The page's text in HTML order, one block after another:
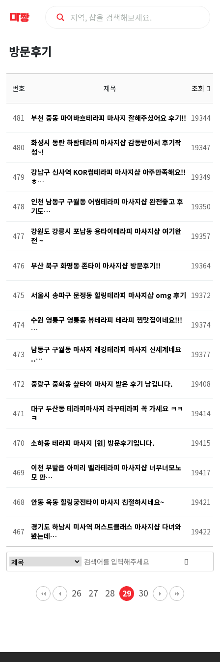
방
문
후
기
방문후기
번호 제목 조회
481 부천 중동 마이바흐테라피 마사지 잘해주셨어요 후기!! 19344
480
화성시 동탄 하람테라피 마사지샵 감동받아서 후기작
성~!
19347
479
강남구 신사역 KOR썸테라피 마사지샵 아주만족해요!!
ㅎ…
19349
478
인천 남동구 구월동 어썸테라피 마사지샵 완전좋고 후
기도…
19350
477
강원도 강릉시 포남동 용타이테라피 마사지샵 여기완
전 ~
19357
476 부산 북구 화명동 존타이 마사지샵 방문후기!! 19364
475 서울시 송파구 문정동 힐링테라피 마사지샵 omg 후기 19372
474
수원 영통구 영통동 뷰테라피 테라피 찐맛집이네요!!!
…
19374
473
남동구 구월동 마사지 레깅테라피 마사지 신세계네요
..…
19377
472 중랑구 중화동 샾타이 마사지 받은 후기 남깁니다. 19408
471
대구 두산동 테라피마사지 라꾸테라피 꼭 가세요 ㅋㅋ
ㅋ
19414
470 소하동 테라피 마사지 [원] 방문후기입니다. 19415
469
이천 부발읍 아미리 벨라테라피 마사지샵 너무너모노
모 만…
19417
468 안동 옥동 힐링궁전타이 마사지 친절하시네요~ 19421
467
경기도 하남시 미사역 퍼스트클래스 마사지샵 다녀와
봤는데…
19422
26 27 28 29 30